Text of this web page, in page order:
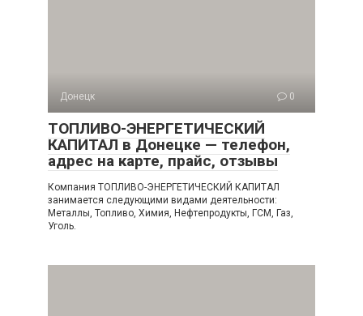
Донецк 0
ТОПЛИВО-ЭНЕРГЕТИЧЕСКИЙ
КАПИТАЛ в Донецке — телефон,
адрес на карте, прайс, отзывы
Компания ТОПЛИВО-ЭНЕРГЕТИЧЕСКИЙ КАПИТАЛ
занимается следующими видами деятельности:
Металлы, Топливо, Химия, Нефтепродукты, ГСМ, Газ,
Уголь.